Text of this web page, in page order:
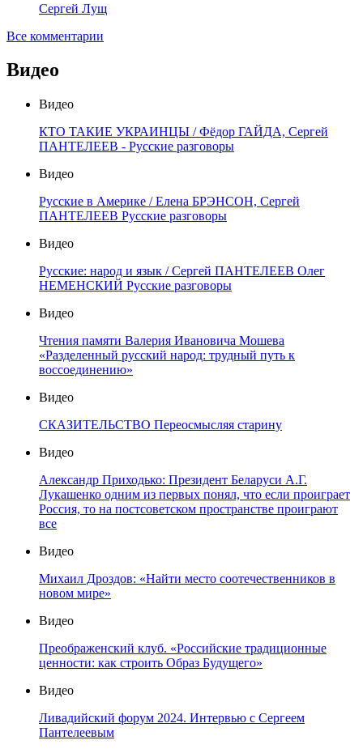
Сергей Лущ
Все комментарии
Видео
Видео
КТО ТАКИЕ УКРАИНЦЫ / Фёдор ГАЙДА, Сергей
ПАНТЕЛЕЕВ - Русские разговоры
Видео
Русские в Америке / Елена БРЭНСОН, Сергей
ПАНТЕЛЕЕВ Русские разговоры
Видео
Русские: народ и язык / Сергей ПАНТЕЛЕЕВ Олег
НЕМЕНСКИЙ Русские разговоры
Видео
Чтения памяти Валерия Ивановича Мошева
«Разделенный русский народ: трудный путь к
воссоединению»
Видео
СКАЗИТЕЛЬСТВО Переосмысляя старину
Видео
Александр Приходько: Президент Беларуси А.Г.
Лукашенко одним из первых понял, что если проиграет
Россия, то на постсоветском пространстве проиграют
все
Видео
Михаил Дроздов: «Найти место соотечественников в
новом мире»
Видео
Преображенский клуб. «Российские традиционные
ценности: как строить Образ Будущего»
Видео
Ливадийский форум 2024. Интервью с Сергеем
Пантелеевым